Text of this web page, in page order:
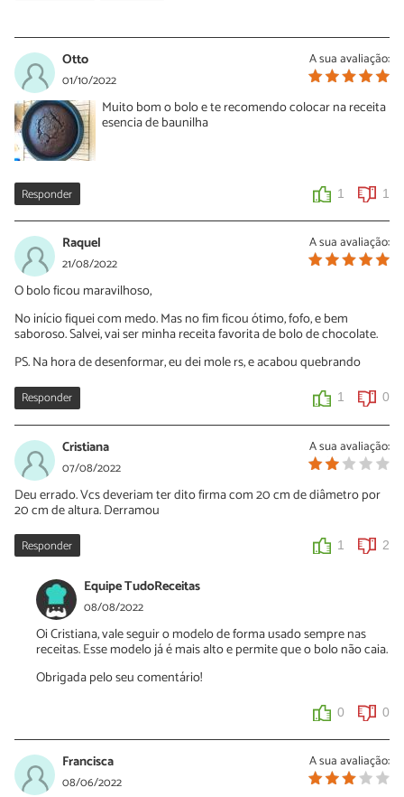
Fiz e ficou igual você relatou, bem murcho. 😢
1 0
A sua avaliação:
Otto
01/10/2022
Muito bom o bolo e te recomendo colocar na receita
esencia de baunilha
Responder 1 1
A sua avaliação:
Raquel
21/08/2022
O bolo ficou maravilhoso,
No início fiquei com medo. Mas no fim ficou ótimo, fofo, e bem
saboroso. Salvei, vai ser minha receita favorita de bolo de chocolate.
PS. Na hora de desenformar, eu dei mole rs, e acabou quebrando
Responder 1 0
A sua avaliação:
Cristiana
07/08/2022
Deu errado. Vcs deveriam ter dito firma com 20 cm de diâmetro por
20 cm de altura. Derramou
Responder 1 2
Equipe TudoReceitas
08/08/2022
Oi Cristiana, vale seguir o modelo de forma usado sempre nas
receitas. Esse modelo já é mais alto e permite que o bolo não caia.
Obrigada pelo seu comentário!
0 0
A sua avaliação:
Francisca
08/06/2022